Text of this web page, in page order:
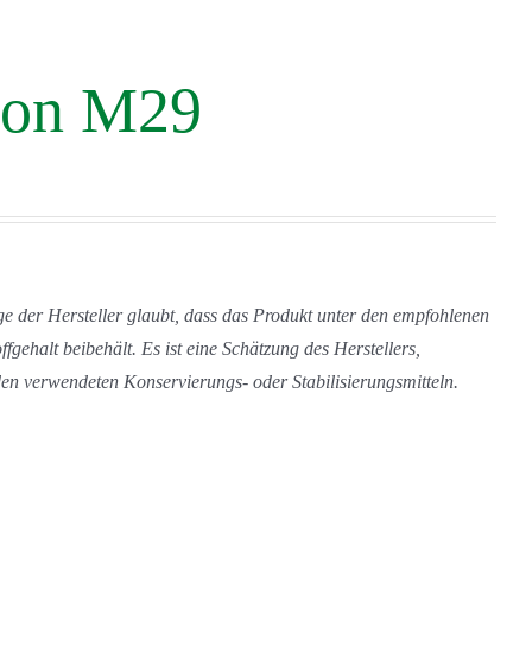
M29
Hersteller glaubt, dass das Produkt unter den empfohlenen
beibehält. Es ist eine Schätzung des Herstellers,
verwendeten Konservierungs- oder Stabilisierungsmitteln.